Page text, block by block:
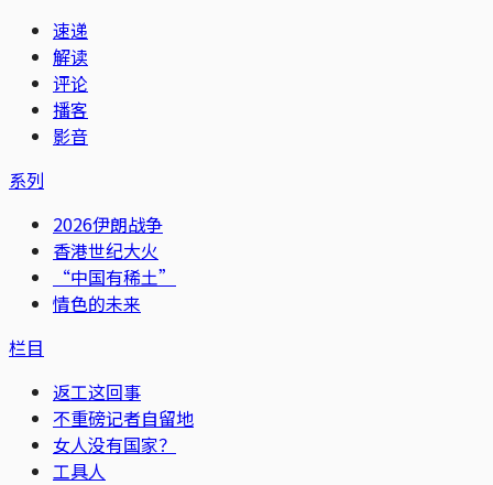
速递
解读
评论
播客
影音
系列
2026伊朗战争
香港世纪大火
“中国有稀土”
情色的未来
栏目
返工这回事
不重磅记者自留地
女人没有国家？
工具人